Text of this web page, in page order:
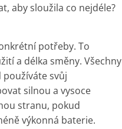
aby sloužila co nejdéle?
potřeby. To
a délka směny. Všechny
svůj
silnou a vysoce
stranu, pokud
výkonná baterie.